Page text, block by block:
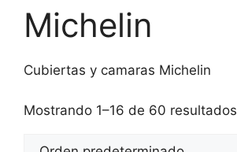
Michelin
Cubiertas y camaras Michelin
Mostrando 1–16 de 60 resultados